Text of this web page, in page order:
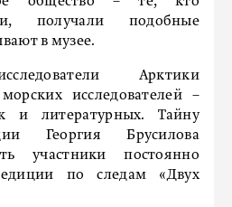
получали подобные
в музее.
Арктики
исследователей –
и литературных. Тайну
Георгия Брусилова
участники постоянно
по следам «Двух